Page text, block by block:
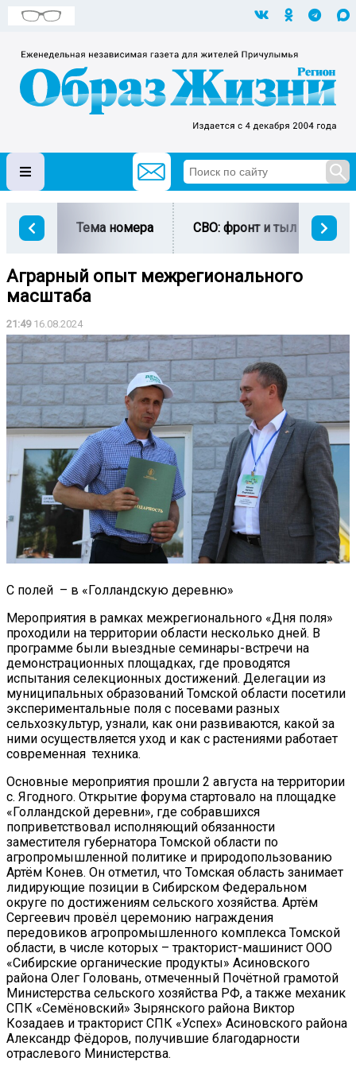
Тема номера СВО: фронт и тыл
Аграрный опыт межрегионального
масштаба
21:4916.08.2024
С полей – в «Голландскую деревню»
Мероприятия в рамках межрегионального «Дня поля»
проходили на территории области несколько дней. В
программе были выездные семинары-встречи на
демонстрационных площадках, где проводятся
испытания селекционных достижений. Делегации из
муниципальных образований Томской области посетили
экспериментальные поля с посевами разных
сельхозкультур, узнали, как они развиваются, какой за
ними осуществляется уход и как с растениями работает
современная техника.
Основные мероприятия прошли 2 августа на территории
с. Ягодного. Открытие форума стартовало на площадке
«Голландской деревни», где собравшихся
поприветствовал исполняющий обязанности
заместителя губернатора Томской области по
агропромышленной политике и природопользованию
Артём Конев. Он отметил, что Томская область занимает
лидирующие позиции в Сибирском Федеральном
округе по достижениям сельского хозяйства. Артём
Сергеевич провёл церемонию награждения
передовиков агропромышленного комплекса Томской
области, в числе которых – тракторист-машинист ООО
«Сибирские органические продукты» Асиновского
района Олег Головань, отмеченный Почётной грамотой
Министерства сельского хозяйства РФ, а также механик
СПК «Семёновский» Зырянского района Виктор
Козадаев и тракторист СПК «Успех» Асиновского района
Александр Фёдоров, получившие благодарности
отраслевого Министерства.